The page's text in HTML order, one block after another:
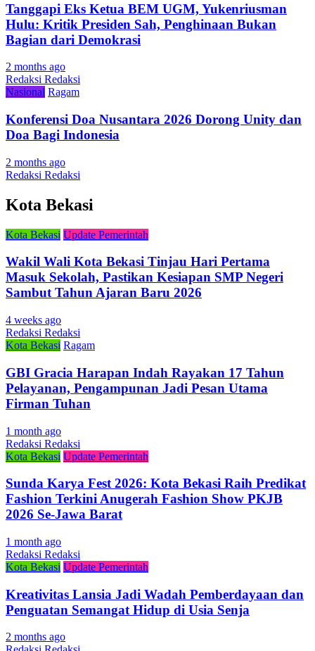
Tanggapi Eks Ketua BEM UGM, Yukenriusman
Hulu: Kritik Presiden Sah, Penghinaan Bukan
Bagian dari Demokrasi
2 months ago
Redaksi Redaksi
Nasional Ragam
Konferensi Doa Nusantara 2026 Dorong Unity dan
Doa Bagi Indonesia
2 months ago
Redaksi Redaksi
Kota Bekasi
Kota Bekasi Update Pemerintah
Wakil Wali Kota Bekasi Tinjau Hari Pertama
Masuk Sekolah, Pastikan Kesiapan SMP Negeri
Sambut Tahun Ajaran Baru 2026
4 weeks ago
Redaksi Redaksi
Kota Bekasi Ragam
GBI Gracia Harapan Indah Rayakan 17 Tahun
Pelayanan, Pengampunan Jadi Pesan Utama
Firman Tuhan
1 month ago
Redaksi Redaksi
Kota Bekasi Update Pemerintah
Sunda Karya Fest 2026: Kota Bekasi Raih Predikat
Fashion Terkini Anugerah Fashion Show PKJB
2026 Se-Jawa Barat
1 month ago
Redaksi Redaksi
Kota Bekasi Update Pemerintah
Kreativitas Lansia Jadi Wadah Pemberdayaan dan
Penguatan Semangat Hidup di Usia Senja
2 months ago